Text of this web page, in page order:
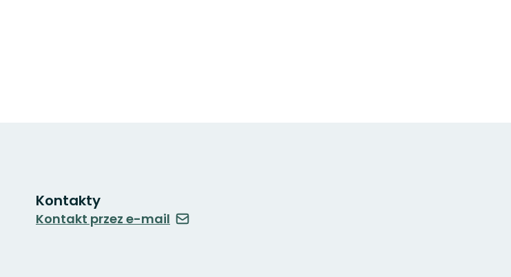
Kontakty
Kontakt przez e-mail